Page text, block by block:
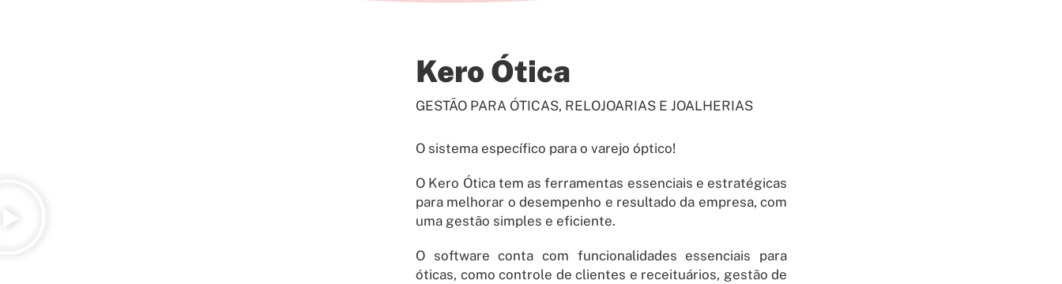
Kero Ótica
GESTÃO PARA ÓTICAS, RELOJOARIAS E JOALHERIAS
O sistema específico para o varejo óptico!
O Kero Ótica tem as ferramentas essenciais e estratégicas
para melhorar o desempenho e resultado da empresa, com
uma gestão simples e eficiente.
O software conta com funcionalidades essenciais para
óticas, como controle de clientes e receituários, gestão de